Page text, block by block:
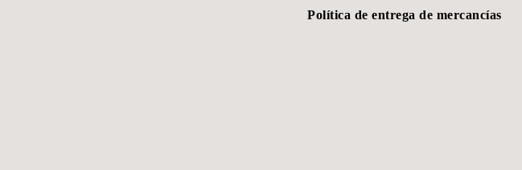
Política de entrega de mercancías